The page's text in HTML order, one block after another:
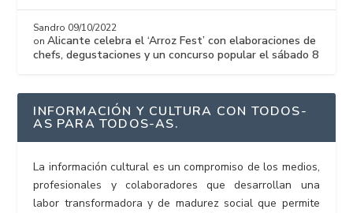
Sandro 09/10/2022
onAlicante celebra el ‘Arroz Fest’ con elaboraciones de
chefs, degustaciones y un concurso popular el sábado 8
INFORMACIÓN Y CULTURA CON TODOS-
AS PARA TODOS-AS.
La información cultural es un compromiso de los medios,
profesionales y colaboradores que desarrollan una
labor transformadora y de madurez social que permite